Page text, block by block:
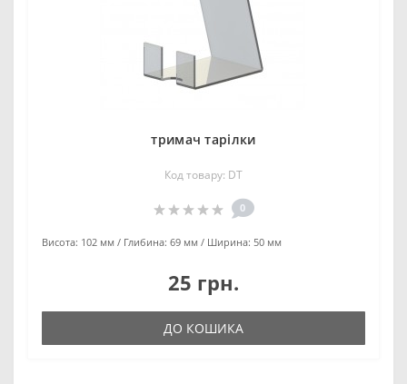
тримач тарілки
Код товару: DT
0
Висота: 102 мм Глибина: 69 мм Ширина: 50 мм
25 грн.
ДО КОШИКА